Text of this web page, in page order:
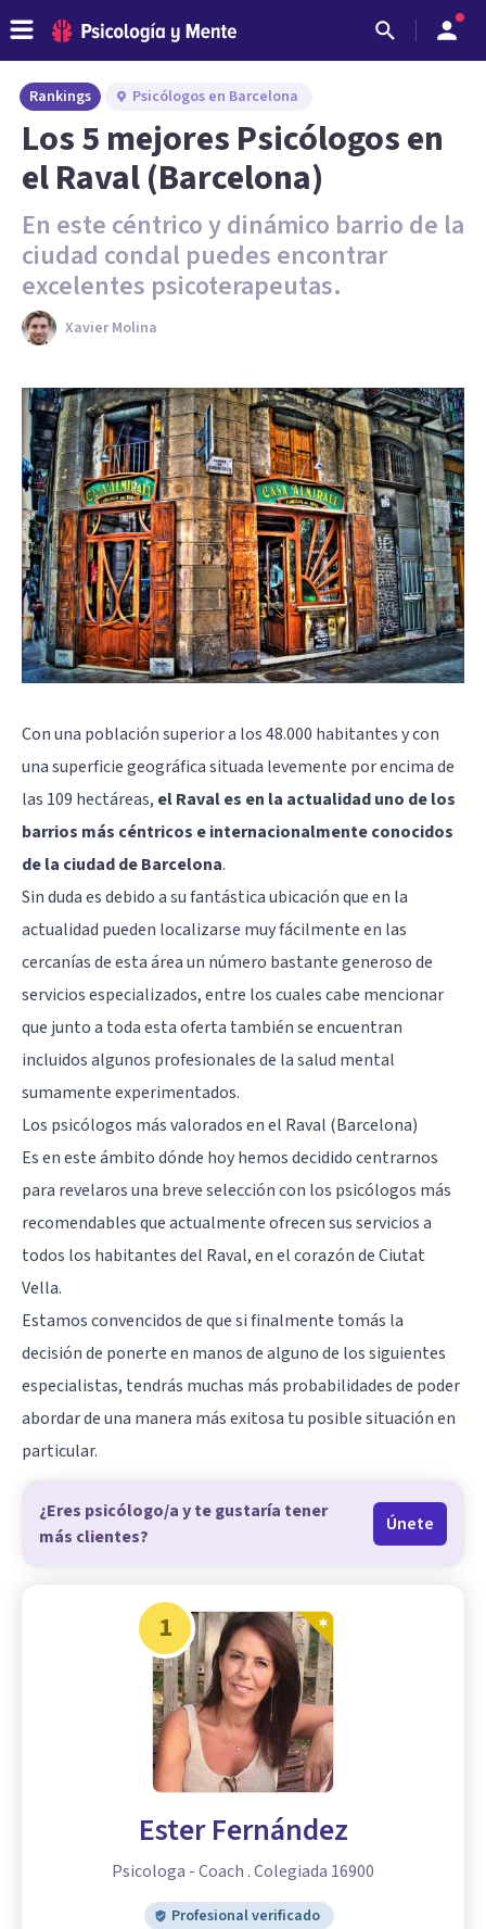
Rankings Psicólogos en Barcelona
Los 5 mejores Psicólogos en
el Raval (Barcelona)
En este céntrico y dinámico barrio de la
ciudad condal puedes encontrar
excelentes psicoterapeutas.
Xavier Molina
Con una población superior a los 48.000 habitantes y con
una superficie geográfica situada levemente por encima de
las 109 hectáreas, el Raval es en la actualidad uno de los
barrios más céntricos e internacionalmente conocidos
de la ciudad de Barcelona.
Sin duda es debido a su fantástica ubicación que en la
actualidad pueden localizarse muy fácilmente en las
cercanías de esta área un número bastante generoso de
servicios especializados, entre los cuales cabe mencionar
que junto a toda esta oferta también se encuentran
incluidos algunos profesionales de la salud mental
sumamente experimentados.
Los psicólogos más valorados en el Raval (Barcelona)
Es en este ámbito dónde hoy hemos decidido centrarnos
para revelaros una breve selección con los psicólogos más
recomendables que actualmente ofrecen sus servicios a
todos los habitantes del Raval, en el corazón deCiutat
Vella.
Estamos convencidos de que si finalmente tomás la
decisión de ponerte en manos de alguno de los siguientes
especialistas, tendrás muchas más probabilidades de poder
abordar de una manera más exitosa tu posible situación en
particular.
¿Eres psicólogo/a y te gustaría tener
más clientes?
Únete
1
Ester Fernández
Psicologa - Coach . Colegiada 16900
Profesional verificado